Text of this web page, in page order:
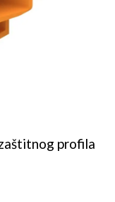
profila